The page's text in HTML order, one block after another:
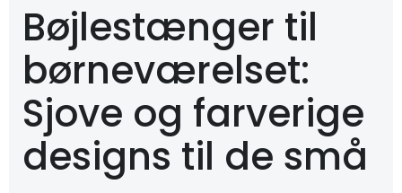
Bøjlestænger til
børneværelset:
Sjove og farverige
designs til de små